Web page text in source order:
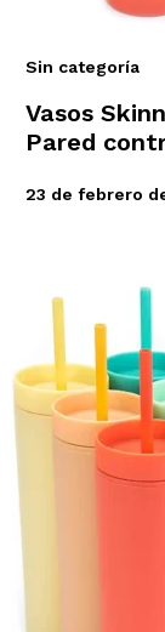
Sin categoría
Vasos
Pared
23 de febrero